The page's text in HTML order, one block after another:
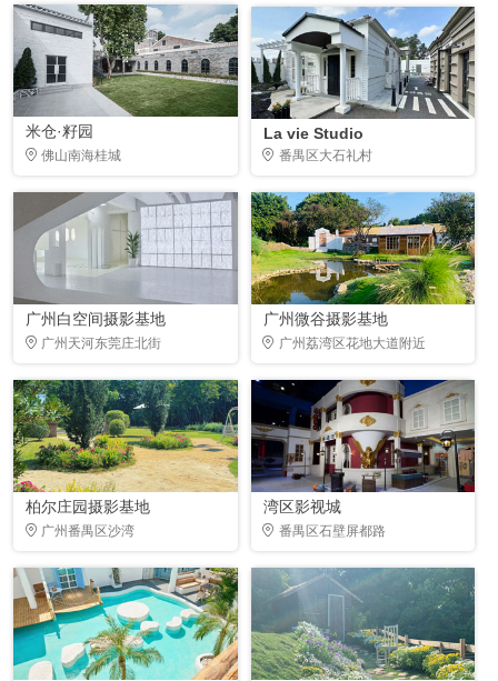
米仓·籽园
佛山南海桂城
La vie Studio
番禺区大石礼村
广州白空间摄影基地
广州天河东莞庄北街
广州微谷摄影基地
广州荔湾区花地大道附近
柏尔庄园摄影基地
广州番禺区沙湾
湾区影视城
番禺区石壁屏都路